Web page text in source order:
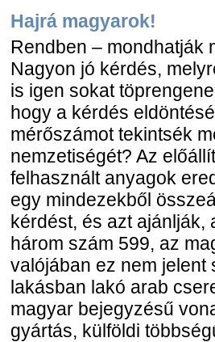
Hajrá magyarok!
Rendben – mondhatják
Nagyon jó kérdés,
is igen sokat
hogy a kérdés
mérőszámot tekintsék
nemzetiségét? Az
felhasznált anyagok
egy mindezekből
kérdést, és azt ajánlják,
három szám 599, az
valójában ez nem jelent
lakásban lakó arab
magyar bejegyzésű
gyártás, külföldi